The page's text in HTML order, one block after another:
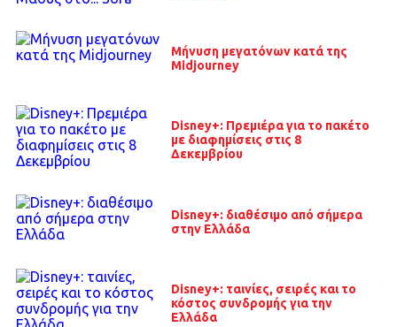
Μήνυση μεγατόνων κατά της
Midjourney
Disney+: Πρεμιέρα για το πακέτο
με διαφημίσεις στις 8
Δεκεμβρίου
Disney+: διαθέσιμο από σήμερα
στην Ελλάδα
Disney+: ταινίες, σειρές και το
κόστος συνδρομής για την
Ελλάδα